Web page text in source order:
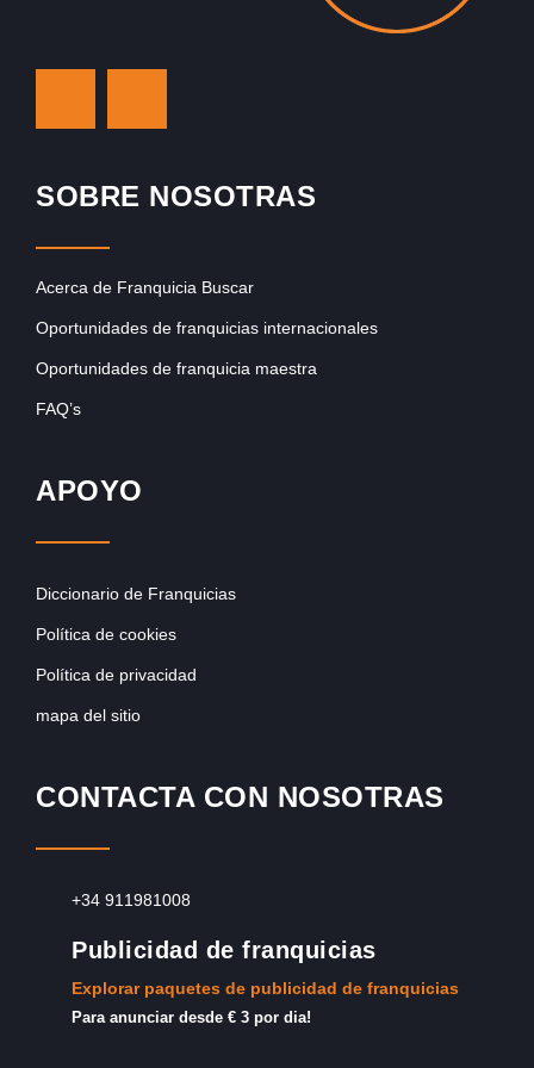
SOBRE NOSOTRAS
Acerca de Franquicia Buscar
Oportunidades de franquicias internacionales
Oportunidades de franquicia maestra
FAQ’s
APOYO
Diccionario de Franquicias
Política de cookies
Política de privacidad
mapa del sitio
CONTACTA CON NOSOTRAS
+34 911981008
Publicidad de franquicias
Explorar paquetes de publicidad de franquicias
Para anunciar desde € 3 por dia!